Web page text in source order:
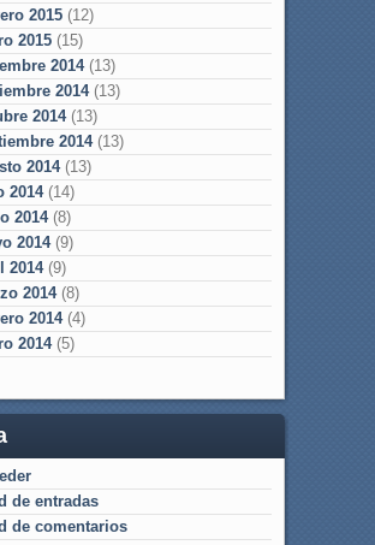
2015(12)
2015(15)
2014(13)
2014(13)
2014(13)
2014(13)
2014(13)
2014(14)
2014(8)
2014(9)
2014(9)
2014(8)
2014(4)
2014(5)
de entradas
de comentarios